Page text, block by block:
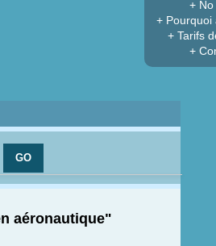
+
+ Pourquoi
+ Tarifs
+
aéronautique"